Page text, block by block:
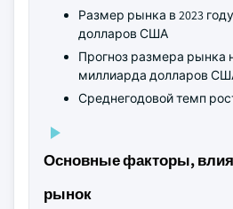
Размер рынка в 2023
долларов США
Прогноз размера рынка
миллиарда долларов
Среднегодовой темп
Основные факторы,
рынок